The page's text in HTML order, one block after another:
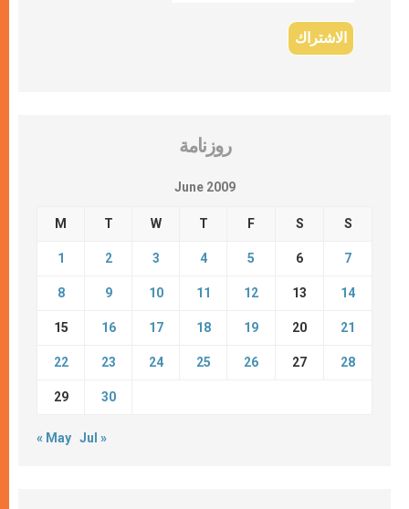
روزنامة
June 2009
M T W T F S S
1 2 3 4 5 6 7
8 9 10 11 12 13 14
15 16 17 18 19 20 21
22 23 24 25 26 27 28
29 30
« May Jul »